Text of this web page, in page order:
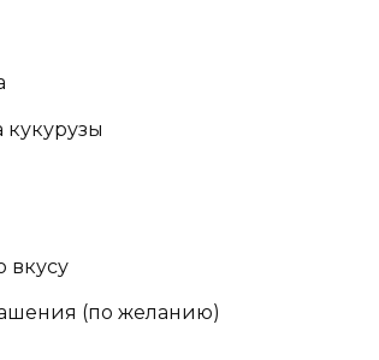
кукурузы
вкусу
(по желанию)